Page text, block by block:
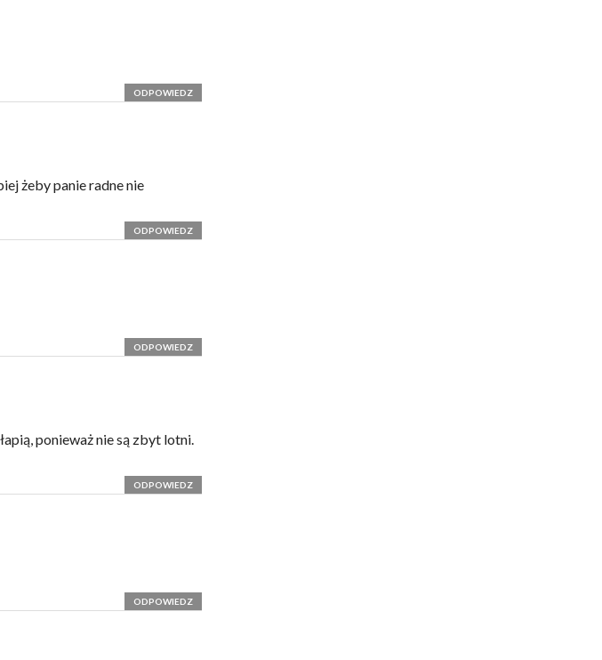
ODPOWIEDZ
żeby panie radne nie
ODPOWIEDZ
ODPOWIEDZ
ponieważ nie są zbyt lotni.
ODPOWIEDZ
ODPOWIEDZ